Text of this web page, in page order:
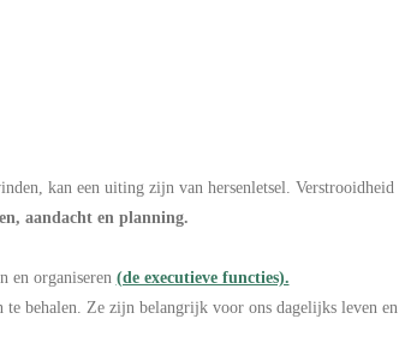
kan een uiting zijn van hersenletsel. Verstrooidheid
aandacht en planning.
en organiseren (de executieve functies).
te behalen. Ze zijn belangrijk voor ons dagelijks leven en